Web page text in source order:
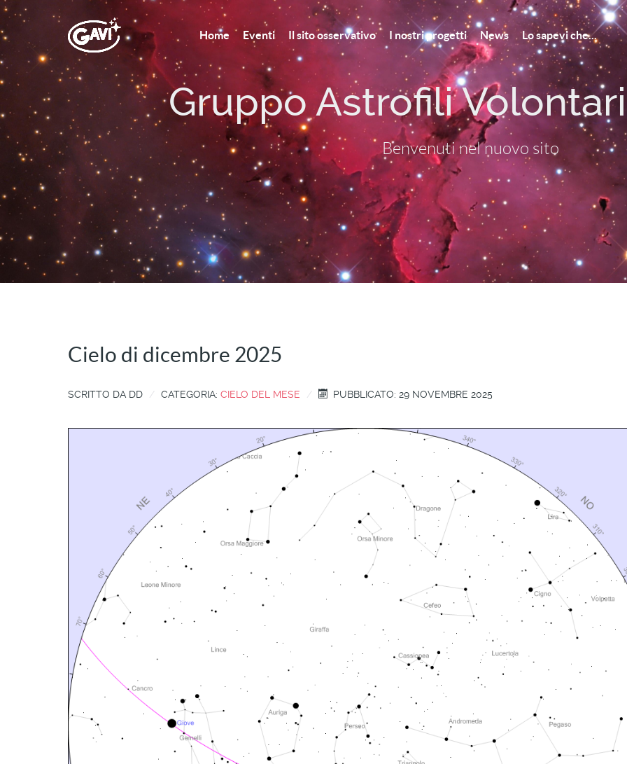
Home Eventi Il sito osservativo I nostri progetti News Lo sapevi che...
Gruppo Astrofili
Benvenuti nel nuovo sito
Cielo di dicembre 2025
SCRITTO DA DD CATEGORIA: CIELO DEL MESE PUBBLICATO: 29 NOVEMBRE 2025